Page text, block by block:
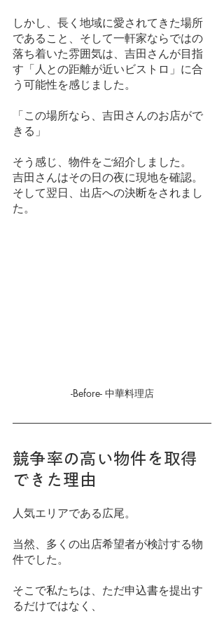
しかし、長く地域に愛されてきた場所
であること、そして一軒家ならではの
落ち着いた雰囲気は、吉田さんが目指
す「人との距離が近いビストロ」に合
う可能性を感じました。
「この場所なら、吉田さんのお店がで
きる」
そう感じ、物件をご紹介しました。
吉田さんはその日の夜に現地を確認。
そして翌日、出店への決断をされまし
た。
-Before- 中華料理店
競争率の高い物件を取得
できた理由
人気エリアである広尾。
当然、多くの出店希望者が検討する物
件でした。
そこで私たちは、ただ申込書を提出す
るだけではなく、